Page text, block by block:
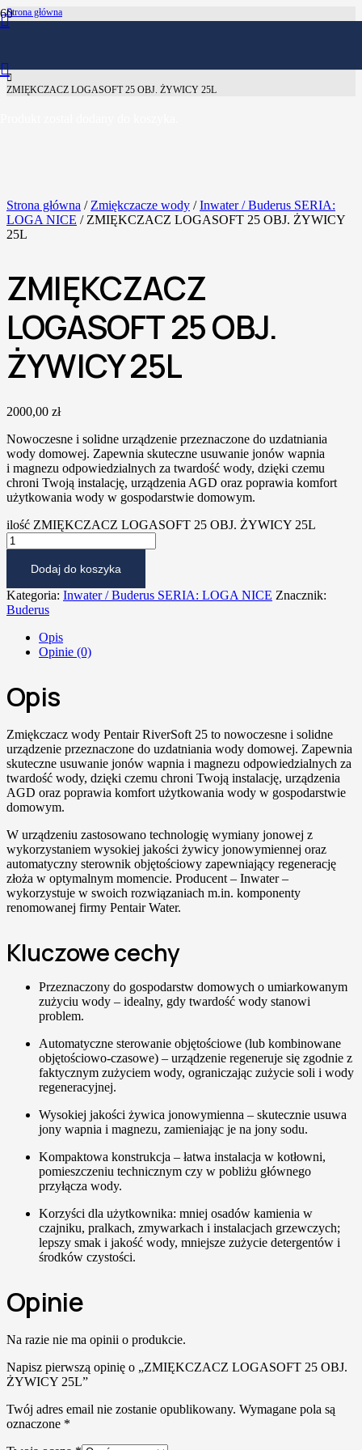
Strona główna
Inwater / Buderus SERIA: LOGA NICE
ZMIĘKCZACZ LOGASOFT 25 OBJ. ŻYWICY 25L
Strona główna / Zmiękczacze wody /Inwater / Buderus SERIA:
LOGA NICE / ZMIĘKCZACZ LOGASOFT 25 OBJ. ŻYWICY
25L
ZMIĘKCZACZ
LOGASOFT 25 OBJ.
ŻYWICY 25L
2000,00 zł
Nowoczesne i solidne urządzenie przeznaczone do uzdatniania
wody domowej. Zapewnia skuteczne usuwanie jonów wapnia
i magnezu odpowiedzialnych za twardość wody, dzięki czemu
chroni Twoją instalację, urządzenia AGD oraz poprawia komfort
użytkowania wody w gospodarstwie domowym.
ilość ZMIĘKCZACZ LOGASOFT 25 OBJ. ŻYWICY 25L
Dodaj do koszyka
Kategoria: Inwater / Buderus SERIA: LOGA NICE Znacznik:
Buderus
Opis
Opinie (0)
Opis
Zmiękczacz wody Pentair RiverSoft 25 to nowoczesne i solidne
urządzenie przeznaczone do uzdatniania wody domowej. Zapewnia
skuteczne usuwanie jonów wapnia i magnezu odpowiedzialnych za
twardość wody, dzięki czemu chroni Twoją instalację, urządzenia
AGD oraz poprawia komfort użytkowania wody w gospodarstwie
domowym.
W urządzeniu zastosowano technologię wymiany jonowej z
wykorzystaniem wysokiej jakości żywicy jonowymiennej oraz
automatyczny sterownik objętościowy zapewniający regenerację
złoża w optymalnym momencie. Producent – Inwater –
wykorzystuje w swoich rozwiązaniach m.in. komponenty
renomowanej firmy Pentair Water.
Kluczowe cechy
Przeznaczony do gospodarstw domowych o umiarkowanym
zużyciu wody – idealny, gdy twardość wody stanowi
problem.
Automatyczne sterowanie objętościowe (lub kombinowane
objętościowo-czasowe) – urządzenie regeneruje się zgodnie z
faktycznym zużyciem wody, ograniczając zużycie soli i wody
regeneracyjnej.
Wysokiej jakości żywica jonowymienna – skutecznie usuwa
jony wapnia i magnezu, zamieniając je na jony sodu.
Kompaktowa konstrukcja – łatwa instalacja w kotłowni,
pomieszczeniu technicznym czy w pobliżu głównego
przyłącza wody.
Korzyści dla użytkownika: mniej osadów kamienia w
czajniku, pralkach, zmywarkach i instalacjach grzewczych;
lepszy smak i jakość wody, mniejsze zużycie detergentów i
środków czystości.
Opinie
Na razie nie ma opinii o produkcie.
Napisz pierwszą opinię o „ZMIĘKCZACZ LOGASOFT 25 OBJ.
ŻYWICY 25L”
Twój adres email nie zostanie opublikowany. Wymagane pola są
oznaczone *